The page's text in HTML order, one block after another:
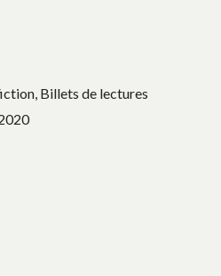
Billets de lectures